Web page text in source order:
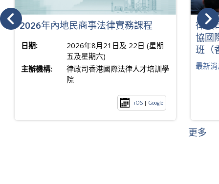
2026年內地民商事法律實務課程
日期:
2026年8月21日及 22日 (星期
五及星期六)
主辦機構:
律政司香港國際法律人才培訓學
院
iOS | Google
律政
協國
班（
最新
更多